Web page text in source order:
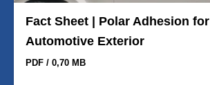
Fact Sheet | Polar Adhesion for
Automotive Exterior
PDF / 0,70 MB